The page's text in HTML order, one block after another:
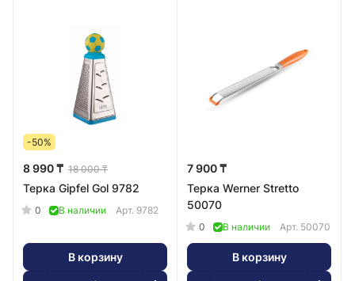
-50%
8 990 ₸ 18 000 ₸
Терка Gipfel Gol 9782
0 В наличии Арт. 9782
В корзину
7 900 ₸
Терка Werner Stretto
50070
0 В наличии Арт. 50070
В корзину